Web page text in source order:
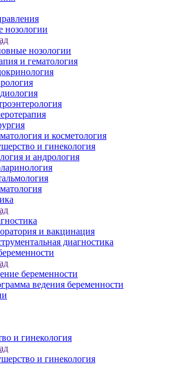
нозологии
нозологии
и гематология
и косметология
и гинекология
и андрология
и вакцинация
диагностика
беременности
ведения беременности
и гинекология
и гинекология